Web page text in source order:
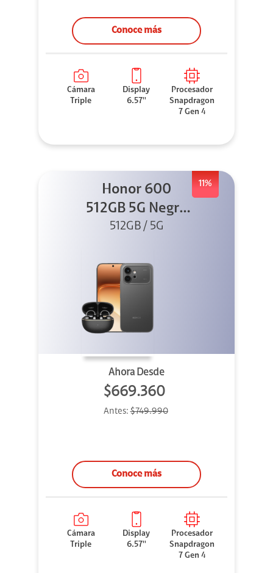
Conoce más
Cámara
Triple
Display
6.57''
Procesador
Snapdragon
7 Gen 4
11%
Honor 600
512GB 5G Negro
+ Clip 2
512GB / 5G
Ahora Desde
$669.360
Antes:$749.990
Conoce más
Cámara
Triple
Display
6.57''
Procesador
Snapdragon
7 Gen 4